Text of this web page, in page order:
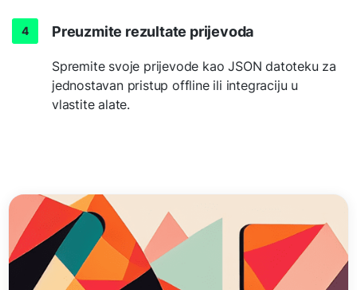
Preuzmite rezultate prijevoda
Spremite svoje prijevode kao JSON datoteku za
jednostavan pristup offline ili integraciju u
vlastite alate.